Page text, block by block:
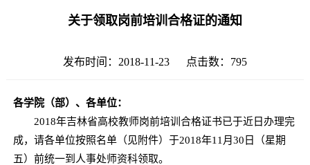
关于领取岗前培训合格证的通知
发布时间：2018-11-23 点击数： 795
各学院（部）、各单位：
2018年吉林省高校教师岗前培训合格证书已于近日办理完
成，请各单位按照名单（见附件）于2018年11月30日（星期
五）前统一到人事处师资科领取。